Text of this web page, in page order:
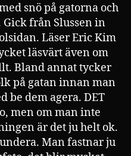
snö på gatorna och
Gick från Slussen in
Läser Eric Kim
läsvärt även om
Bland annat tycker
på gatan innan man
be dem agera. DET
men om man inte
är det ju helt ok.
Man fastnar ju